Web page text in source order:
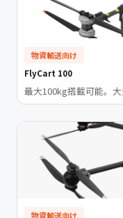
物資輸送向け
FlyCart 100
最大100kg搭載可能。大
物資輸送向け